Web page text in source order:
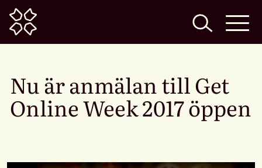
Home
Nu är anmälan till Get
Online Week 2017 öppen